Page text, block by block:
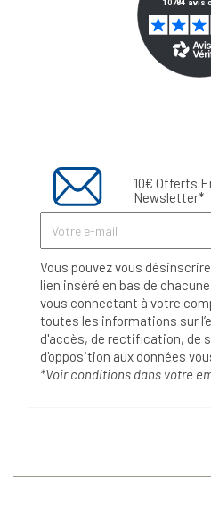
10€ Offerts
Newsletter*
Vous pouvez vous
lien inséré en bas de
vous connectant à votre
toutes les informations sur
d'accès, de rectification, de
d'opposition aux données
*Voir conditions dans votre